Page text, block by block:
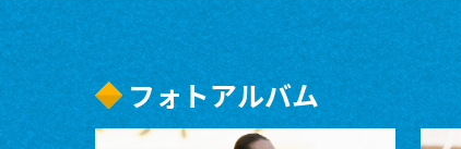
フォトアルバム